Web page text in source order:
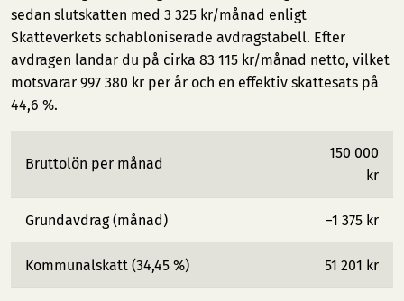
sedan slutskatten med 3 325 kr/månad enligt
Skatteverkets schabloniserade avdragstabell. Efter
avdragen landar du på cirka 83 115 kr/månad netto, vilket
motsvarar 997 380 kr per år och en effektiv skattesats på
44,6 %.
Bruttolön per månad
150 000
kr
Grundavdrag (månad) −1 375 kr
Kommunalskatt (34,45 %) 51 201 kr